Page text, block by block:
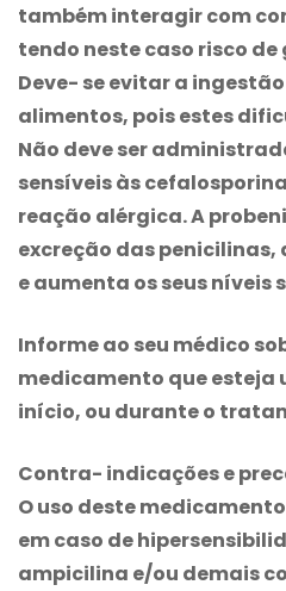
também interagir com
tendo neste caso risco
Deve- se evitar a
alimentos, pois estes
Não deve ser
sensíveis às
reação alérgica. A
excreção das
e aumenta os seus níveis
Informe ao seu médico
medicamento que esteja
início, ou durante o
Contra- indicações e
O uso deste
em caso de
ampicilina e/ou demais